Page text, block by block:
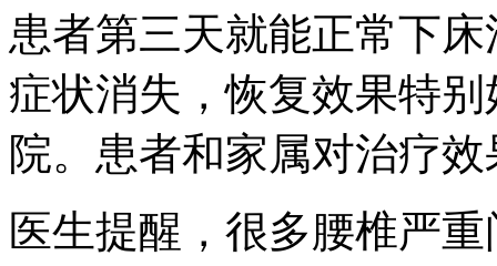
患者第三天就能正常下
症状消失，恢复效果特
院。患者和家属对治疗
医生提醒，很多腰椎严